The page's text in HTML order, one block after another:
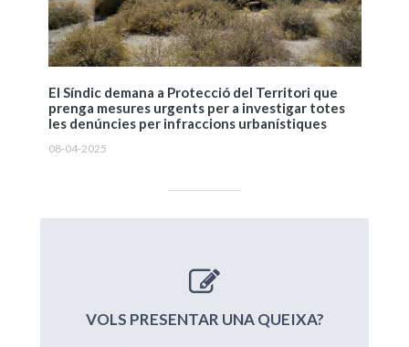
El Síndic demana a Protecció del Territori que
prenga mesures urgents per a investigar totes
les denúncies per infraccions urbanístiques
08-04-2025
VOLS PRESENTAR UNA QUEIXA?